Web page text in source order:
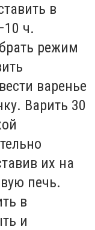
в
ч.
режим
варенье
Варить 30
их на
печь.
в
и